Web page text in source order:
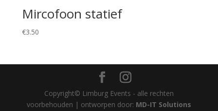
Mircofoon statief
€3.50
Copyright© Limburg Events - alle rechten
voorbehouden | ontworpen door: MD-IT Solutions